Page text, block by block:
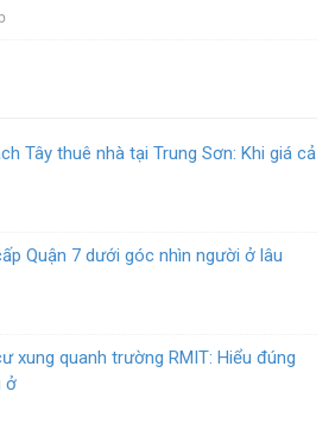
Tây thuê nhà tại Trung Sơn: Khi giá cả
Quận 7 dưới góc nhìn người ở lâu
xung quanh trường RMIT: Hiểu đúng
ở